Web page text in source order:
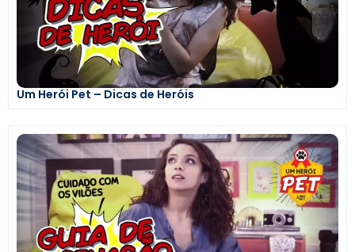
Um Herói Pet – Dicas de Heróis